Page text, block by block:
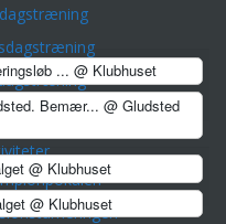
træning
... @ Klubhuset
Bemær... @ Gludsted
@ Klubhuset
@ Klubhuset